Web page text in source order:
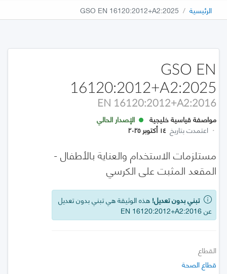
الرئيسية GSO EN 16120:2012+A2:2025
GSO EN
16120:2012+A2:2025
EN 16120:2012+A2:2016
مواصفة قياسية خليجية
الإصدار الحالي
· اعتمدت بتاريخ ١٤ أكتوبر ٢٠٢٥
مستلزمات الاستخدام والعناية بالأطفال -
المقعد المثبت على الكرسي
تبني بدون تعديل! هذه الوثيقة هي تبني بدون تعديل
عن EN 16120:2012+A2:2016
القطاع
قطاع الصحة